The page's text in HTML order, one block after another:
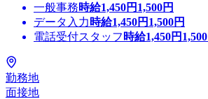
一般事務時給1,450円 1,500円
データ入力 時給1,450円 1,500円
電話受付スタッフ 時給1,450円 1,500
勤務地
面接地